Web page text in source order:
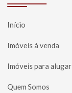
Início
Imóveis à venda
Imóveis para alugar
Quem Somos